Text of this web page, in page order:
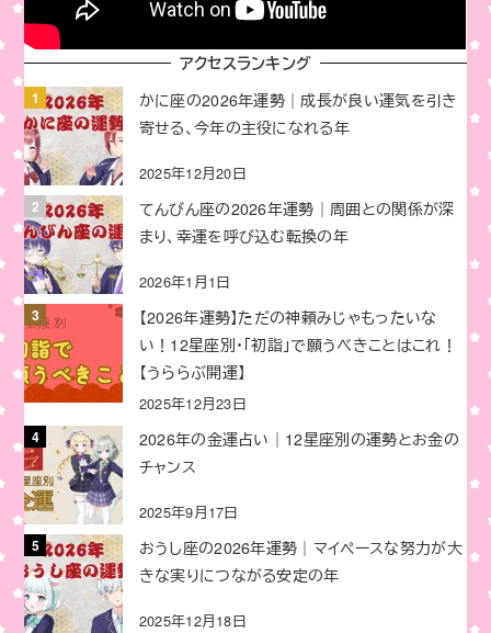
アクセスランキング
かに座の2026年運勢｜成長が良い運気を引き
寄せる、今年の主役になれる年
2025年12月20日
てんびん座の2026年運勢｜周囲との関係が深
まり、幸運を呼び込む転換の年
2026年1月1日
【2026年運勢】ただの神頼みじゃもったいな
い！12星座別・「初詣」で願うべきことはこれ！
【うららぶ開運】
2025年12月23日
2026年の金運占い｜12星座別の運勢とお金の
チャンス
2025年9月17日
おうし座の2026年運勢｜マイペースな努力が大
きな実りにつながる安定の年
2025年12月18日